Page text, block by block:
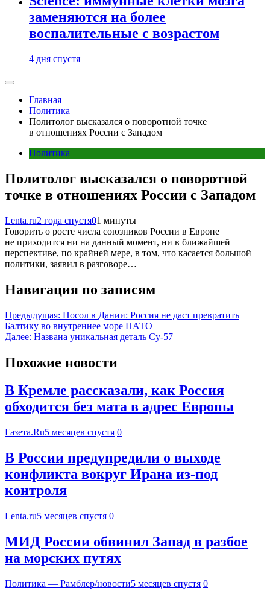
заменяются на более
воспалительные с возрастом
4 дня спустя
Главная
Политика
Политолог высказался о поворотной точке
в отношениях России с Западом
Политика
Политолог высказался о поворотной
точке в отношениях России с Западом
Lenta.ru2 года спустя01 минуты
Говорить о росте числа союзников России в Европе
не приходится ни на данный момент, ни в ближайшей
перспективе, по крайней мере, в том, что касается большой
политики, заявил в разговоре…
Навигация по записям
Предыдущая: Посол в Дании: Россия не даст превратить
Балтику во внутреннее море НАТО
Далее: Названа уникальная деталь Су-57
Похожие новости
В Кремле рассказали, как Россия
обходится без мата в адрес Европы
Газета.Ru5 месяцев спустя 0
В России предупредили о выходе
конфликта вокруг Ирана из-под
контроля
Lenta.ru5 месяцев спустя 0
МИД России обвинил Запад в разбое
на морских путях
Политика — Рамблер/новости5 месяцев спустя 0